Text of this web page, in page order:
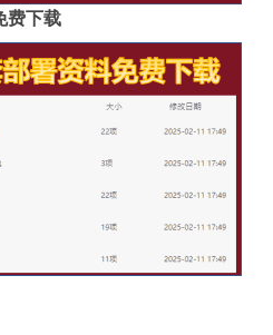
费下载